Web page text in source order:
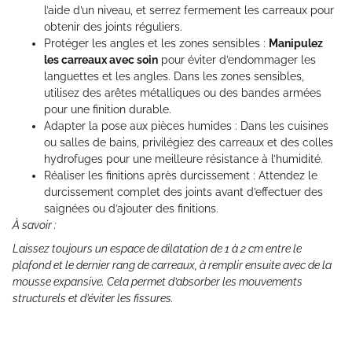
l’aide d’un niveau, et serrez fermement les carreaux pour
obtenir des joints réguliers.
Protéger les angles et les zones sensibles : Manipulez
les carreaux avec soin pour éviter d’endommager les
languettes et les angles. Dans les zones sensibles,
utilisez des arêtes métalliques ou des bandes armées
pour une finition durable.
Adapter la pose aux pièces humides : Dans les cuisines
ou salles de bains, privilégiez des carreaux et des colles
hydrofuges pour une meilleure résistance à l’humidité.
Réaliser les finitions après durcissement : Attendez le
durcissement complet des joints avant d’effectuer des
saignées ou d’ajouter des finitions.
À savoir :
Laissez toujours un espace de dilatation de 1 à 2 cm entre le
plafond et le dernier rang de carreaux, à remplir ensuite avec de la
mousse expansive. Cela permet d’absorber les mouvements
structurels et d’éviter les fissures.